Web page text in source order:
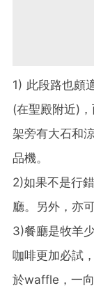
1) 此段路也頗
(在聖殿附近)
架旁有大石和
品機。
2)如果不是行
廳。另外，亦
3)餐廳是牧羊
咖啡更加必試
於waffle，一向